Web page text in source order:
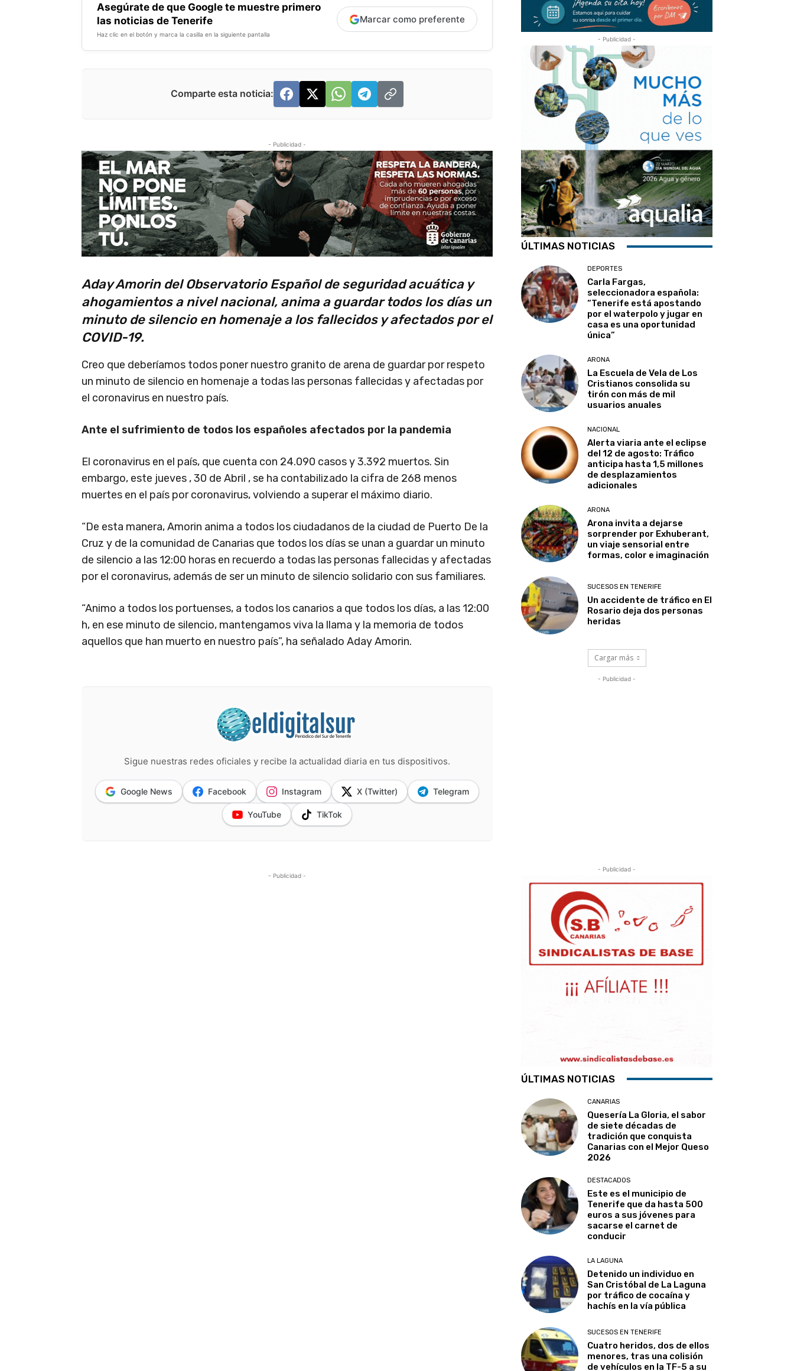
Asegúrate de que Google te muestre primero
las noticias de Tenerife
Haz clic en el botón y marca la casilla en la siguiente pantalla
Marcar como preferente
Comparte esta noticia:
- Publicidad -
Aday Amorin del Observatorio Español de seguridad acuática y
ahogamientos a nivel nacional, anima a guardar todos los días un
minuto de silencio en homenaje a los fallecidos y afectados por el
COVID-19.
Creo que deberíamos todos poner nuestro granito de arena de guardar por respeto
un minuto de silencio en homenaje a todas las personas fallecidas y afectadas por
el coronavirus en nuestro país.
Ante el sufrimiento de todos los españoles afectados por la pandemia
El coronavirus en el país, que cuenta con 24.090 casos y 3.392 muertos. Sin
embargo, este jueves , 30 de Abril , se ha contabilizado la cifra de 268 menos
muertes en el país por coronavirus, volviendo a superar el máximo diario.
“De esta manera, Amorin anima a todos los ciudadanos de la ciudad de Puerto De la
Cruz y de la comunidad de Canarias que todos los días se unan a guardar un minuto
de silencio a las 12:00 horas en recuerdo a todas las personas fallecidas y afectadas
por el coronavirus, además de ser un minuto de silencio solidario con sus familiares.
“Animo a todos los portuenses, a todos los canarios a que todos los días, a las 12:00
h, en ese minuto de silencio, mantengamos viva la llama y la memoria de todos
aquellos que han muerto en nuestro país”, ha señalado Aday Amorin.
Sigue nuestras redes oficiales y recibe la actualidad diaria en tus dispositivos.
Google News Facebook Instagram X (Twitter) Telegram
YouTube TikTok
- Publicidad -
- Publicidad -
ÚLTIMAS NOTICIAS
DEPORTES
Carla Fargas,
seleccionadora española:
“Tenerife está apostando
por el waterpolo y jugar en
casa es una oportunidad
única”
ARONA
La Escuela de Vela de Los
Cristianos consolida su
tirón con más de mil
usuarios anuales
NACIONAL
Alerta viaria ante el eclipse
del 12 de agosto: Tráfico
anticipa hasta 1,5 millones
de desplazamientos
adicionales
ARONA
Arona invita a dejarse
sorprender por Exhuberant,
un viaje sensorial entre
formas, color e imaginación
SUCESOS EN TENERIFE
Un accidente de tráfico en El
Rosario deja dos personas
heridas
Cargar más
- Publicidad -
- Publicidad -
ÚLTIMAS NOTICIAS
CANARIAS
Quesería La Gloria, el sabor
de siete décadas de
tradición que conquista
Canarias con el Mejor Queso
2026
DESTACADOS
Este es el municipio de
Tenerife que da hasta 500
euros a sus jóvenes para
sacarse el carnet de
conducir
LA LAGUNA
Detenido un individuo en
San Cristóbal de La Laguna
por tráfico de cocaína y
hachís en la vía pública
SUCESOS EN TENERIFE
Cuatro heridos, dos de ellos
menores, tras una colisión
de vehículos en la TF-5 a su